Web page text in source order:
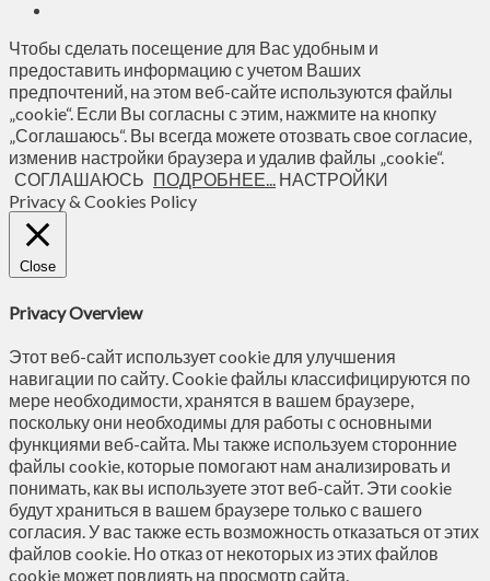
Чтобы сделать посещение для Вас удобным и
предоставить информацию с учетом Ваших
предпочтений, на этом веб-сайте используются файлы
„cookie“. Если Вы согласны с этим, нажмите на кнопку
„Соглашаюсь“. Вы всегда можете отозвать свое согласие,
изменив настройки браузера и удалив файлы „cookie“.
СОГЛАШАЮСЬ ПОДРОБНЕЕ... НАСТРОЙКИ
Privacy & Cookies Policy
Close
Privacy Overview
Этот веб-сайт использует cookie для улучшения
навигации по сайту. Сookie файлы классифицируются по
мере необходимости, хранятся в вашем браузере,
поскольку они необходимы для работы с основными
функциями веб-сайта. Мы также используем сторонние
файлы cookie, которые помогают нам анализировать и
понимать, как вы используете этот веб-сайт. Эти cookie
будут храниться в вашем браузере только с вашего
согласия. У вас также есть возможность отказаться от этих
файлов cookie. Но отказ от некоторых из этих файлов
cookie может повлиять на просмотр сайта.